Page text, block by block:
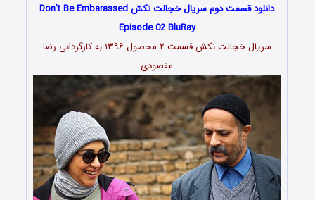
دانلود قسمت دوم سریال خجالت نکش Don’t Be Embarassed
Episode 02 BluRay
سریال خجالت نکش قسمت ۲ محصول ۱۳۹۶ به کارگردانی رضا
مقصودی